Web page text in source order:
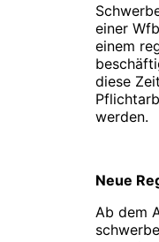
einer
einem
diese
werden.
Neue
Ab dem